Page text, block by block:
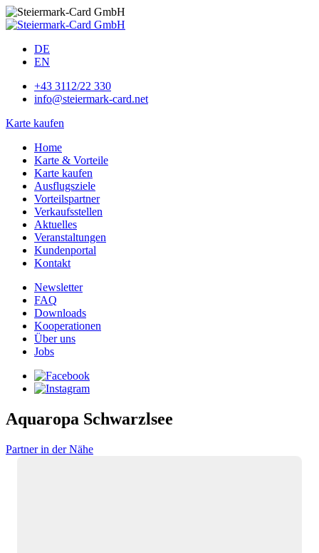
DE
EN
+43 3112/22 330
info@steiermark-card.net
Karte kaufen
Home
Karte & Vorteile
Karte kaufen
Ausflugsziele
Vorteilspartner
Verkaufsstellen
Aktuelles
Veranstaltungen
Kundenportal
Kontakt
Newsletter
FAQ
Downloads
Kooperationen
Über uns
Jobs
Aquaropa Schwarzlsee
Partner in der Nähe